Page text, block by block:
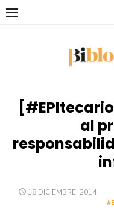
Saltar
al
PUBLICADO
18 DICIEMBRE, 2014